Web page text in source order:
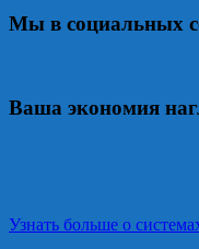
Мы в социальных
Ваша экономия
Узнать больше о